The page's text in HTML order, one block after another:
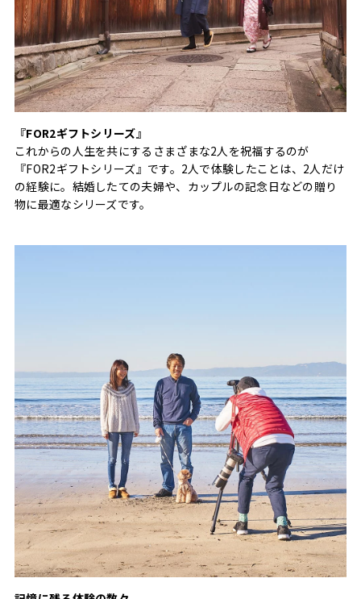
『FOR2ギフトシリーズ』
これからの人生を共にするさまざまな2人を祝福するのが
『FOR2ギフトシリーズ』です。2人で体験したことは、2人だけ
の経験に。結婚したての夫婦や、カップルの記念日などの贈り
物に最適なシリーズです。